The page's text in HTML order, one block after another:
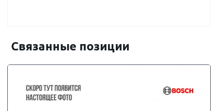
Связанные позиции